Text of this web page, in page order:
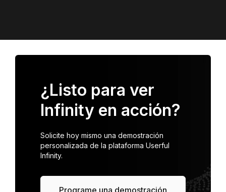
¿Listo para ver
Infinity en acción?
Solicite hoy mismo una demostración
personalizada de la plataforma Userful
Infinity.